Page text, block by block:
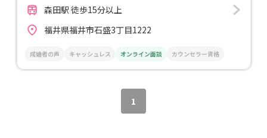
森田駅 徒歩15分以上
福井県福井市石盛3丁目1222
成婚者の声 キャッシュレス オンライン面談 カウンセラー資格
1